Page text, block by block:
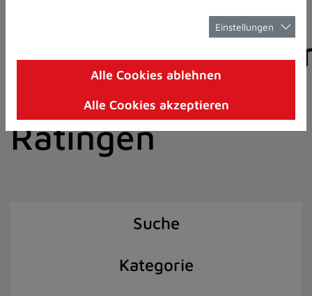
8)
I)
der Stadt
Ratingen
Suche
Kategorie
Einstellungen
Alle Cookies ablehnen
Alle Cookies akzeptieren